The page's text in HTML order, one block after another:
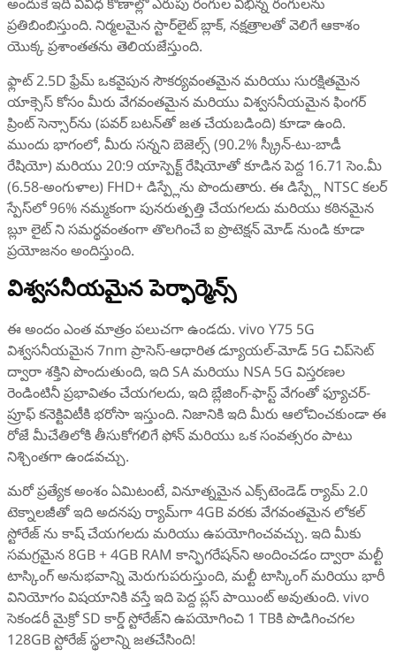
ప్రతిబింబిస్తుంది. నిర్మలమైన స్టార్‌లైట్ బ్లాక్, నక్షత్రాలతో వెలిగే ఆకాశం
యొక్క ప్రశాంతతను తెలియజేస్తుంది.
ఫ్లాట్ 2.5D ఫ్రేమ్ ఒకవైపున సౌకర్యవంతమైన మరియు సురక్షితమైన
యాక్సెస్ కోసం మీరు వేగవంతమైన మరియు విశ్వసనీయమైన ఫింగర్
ప్రింట్ సెన్సార్‌ను (పవర్ బటన్‌తో జత చేయబడింది) కూడా ఉంది.
ముందు భాగంలో, మీరు సన్నని బెజెల్స్ (90.2% స్క్రీన్-టు-బాడీ
రేషియో) మరియు 20:9 యాస్పెక్ట్ రేషియోతో కూడిన పెద్ద 16.71 సెం.మీ
(6.58-అంగుళాల) FHD+ డిస్ప్లేను పొందుతారు. ఈ డిస్ప్లే NTSC కలర్
స్పేస్‌లో 96% నమ్మకంగా పునరుత్పత్తి చేయగలదు మరియు కఠినమైన
బ్లూ లైట్ ని సమర్థవంతంగా తొలగించే ఐ ప్రొటెక్షన్ మోడ్ నుండి కూడా
ప్రయోజనం అందిస్తుంది.
విశ్వసనీయమైన పెర్ఫార్మెన్స్
ఈ అందం ఎంత మాత్రం పలుచగా ఉండదు. vivo Y75 5G
విశ్వసనీయమైన 7nm ప్రాసెస్-ఆధారిత డ్యూయల్-మోడ్ 5G చిప్‌సెట్
ద్వారా శక్తిని పొందుతుంది, ఇది SA మరియు NSA 5G విస్తరణల
రెండింటినీ ప్రభావితం చేయగలదు, ఇది బ్లేజింగ్-ఫాస్ట్ వేగంతో ఫ్యూచర్-
ప్రూఫ్ కనెక్టివిటీకి భరోసా ఇస్తుంది. నిజానికి ఇది మీరు ఆలోచించకుండా ఈ
రోజే మీచేతిలోకి తీసుకోగలిగే ఫోన్ మరియు ఒక సంవత్సరం పాటు
నిశ్చింతగా ఉండవచ్చు.
మరో ప్రత్యేక అంశం ఏమిటంటే, వినూత్నమైన ఎక్స్‌టెండెడ్ ర్యామ్ 2.0
టెక్నాలజీతో ఇది అదనపు ర్యామ్‌గా 4GB వరకు వేగవంతమైన లోకల్
స్టోరేజ్ ను కాష్ చేయగలదు మరియు ఉపయోగించవచ్చు. ఇది మీకు
సమగ్రమైన 8GB + 4GB RAM కాన్ఫిగరేషన్‌ని అందించడం ద్వారా మల్టీ
టాస్కింగ్ అనుభవాన్ని మెరుగుపరుస్తుంది, మల్టీ టాస్కింగ్ మరియు భారీ
వినియోగం విషయానికి వస్తే ఇది పెద్ద ప్లస్ పాయింట్ అవుతుంది. vivo
సెకండరీ మైక్రో SD కార్డ్ స్టోరేజ్‌ని ఉపయోగించి 1 TBకి పొడిగించగల
128GB స్టోరేజ్ స్థలాన్ని జతచేసింది!